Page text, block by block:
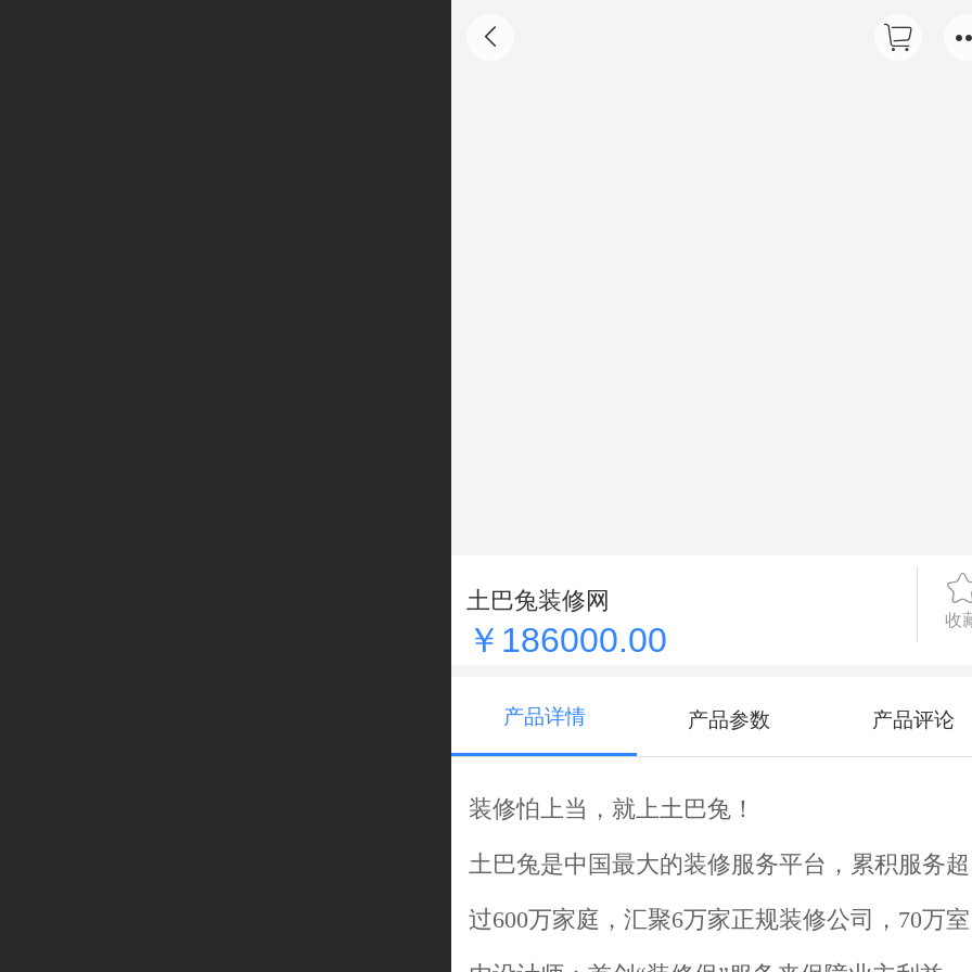
土巴兔装修网
收
￥186000.00
产品详情 产品参数 产品评论
装修怕上当，就上土巴兔！
土巴兔是中国最大的装修服务平台，累积服务超
过600万家庭，汇聚6万家正规装修公司，70万室